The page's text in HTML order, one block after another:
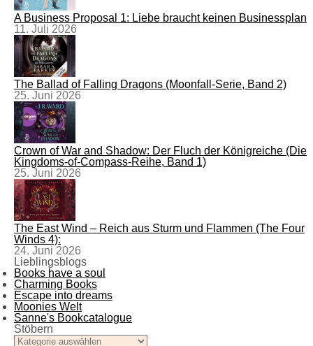
A Business Proposal 1: Liebe braucht keinen Businessplan
11. Juli 2026
The Ballad of Falling Dragons (Moonfall-Serie, Band 2)
25. Juni 2026
Crown of War and Shadow: Der Fluch der Königreiche (Die
Kingdoms-of-Compass-Reihe, Band 1)
25. Juni 2026
The East Wind – Reich aus Sturm und Flammen (The Four
Winds 4):
24. Juni 2026
Lieblingsblogs
Books have a soul
Charming Books
Escape into dreams
Moonies Welt
Sanne's Bookcatalogue
Stöbern
Stöbern